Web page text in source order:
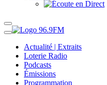
Actualité | Extraits
Loterie Radio
Podcasts
Émissions
Programmation